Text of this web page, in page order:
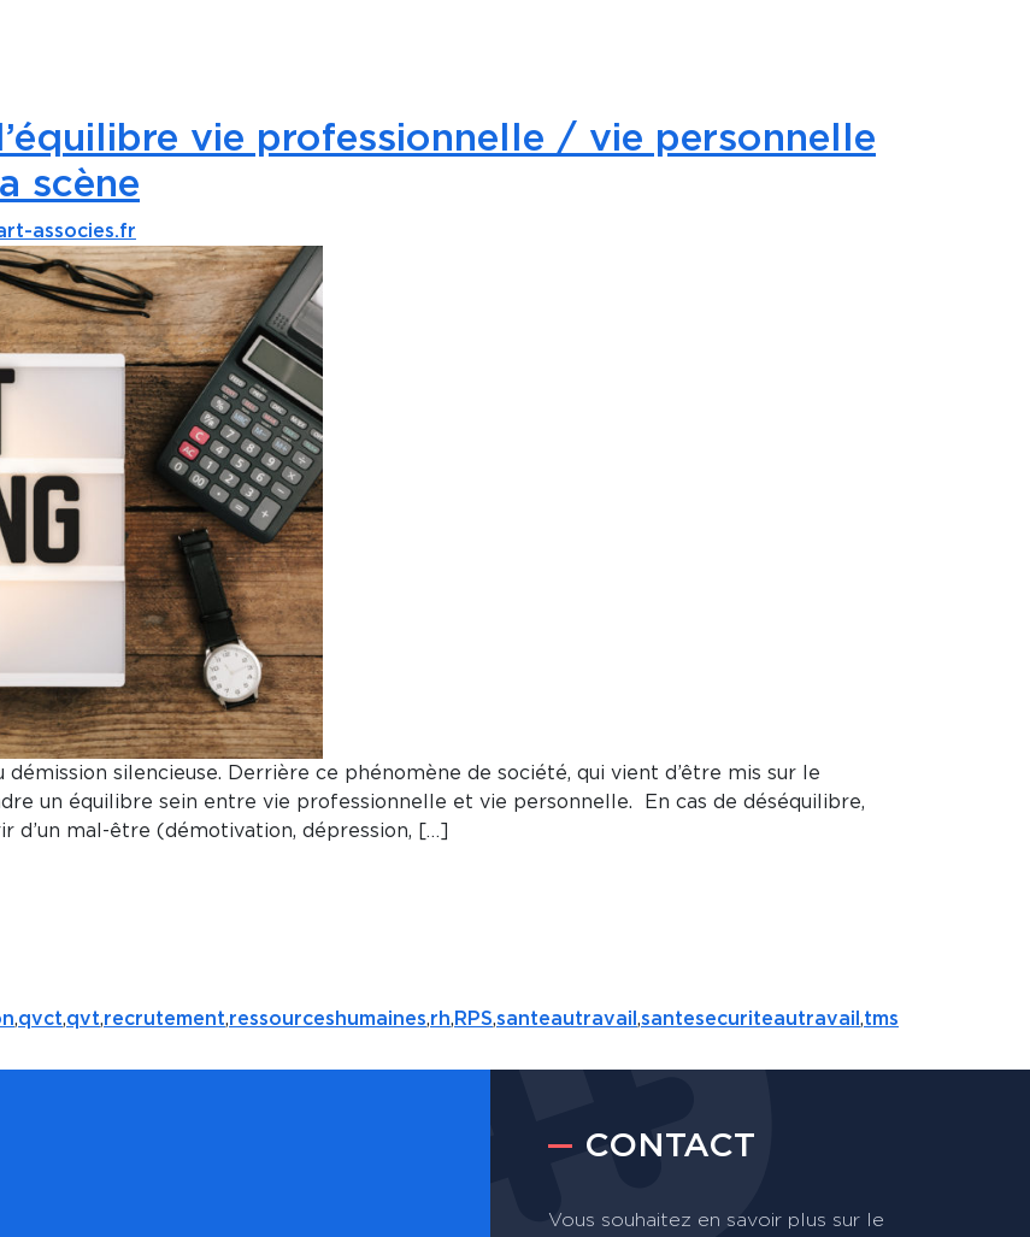
vie professionnelle / vie personnelle
scène
associes.fr
silencieuse. Derrière ce phénomène de société, qui vient d’être mis sur le
un équilibre sein entre vie professionnelle et vie personnelle. En cas de déséquilibre,
d’un mal-être (démotivation, dépression, […]
,qvct,qvt,recrutement,ressourceshumaines,rh, RPS,santeautravail ,santesecuriteautravail ,tms
CONTACT
Vous souhaitez en savoir plus sur le